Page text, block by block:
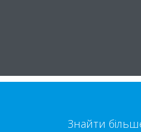
Знайти